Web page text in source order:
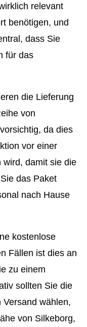
relevant
benötigen, und
dass Sie
für das
die Lieferung
von
da dies
vor einer
wird, damit sie die
das Paket
nach Hause
kostenlose
Fällen ist dies an
zu einem
sollten Sie die
wählen,
von Silkeborg,